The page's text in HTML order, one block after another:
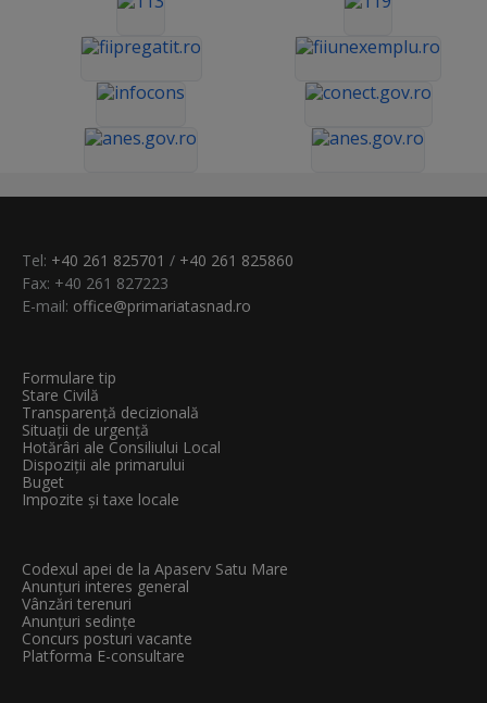
Tel: +40 261 825701 / +40 261 825860
Fax: +40 261 827223
E-mail: office@primariatasnad.ro
Formulare tip
Stare Civilă
Transparenţă decizională
Situații de urgență
Hotărâri ale Consiliului Local
Dispoziții ale primarului
Buget
Impozite și taxe locale
Codexul apei de la Apaserv Satu Mare
Anunțuri interes general
Vânzări terenuri
Anunțuri sedințe
Concurs posturi vacante
Platforma E-consultare